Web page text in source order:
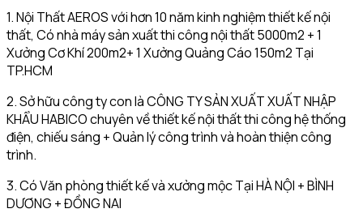
1. Nội Thất AEROS với hơn 10 năm kinh nghiệm thiết kế nội
thất, Có nhà máy sản xuất thi công nội thất 5000m2 + 1
Xưởng Cơ Khí 200m2+ 1 Xưởng Quảng Cáo 150m2 Tại
TP.HCM
2. Sở hữu công ty con là CÔNG TY SẢN XUẤT XUẤT NHẬP
KHẨU HABICO chuyên về thiết kế nội thất thi công hệ thống
điện, chiếu sáng + Quản lý công trình và hoàn thiện công
trình.
3. Có Văn phòng thiết kế và xưởng mộc Tại HÀ NỘI + BÌNH
DƯƠNG + ĐỒNG NAI